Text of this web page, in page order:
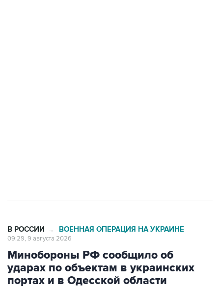
В РОССИИ → ВОЕННАЯ ОПЕРАЦИЯ НА УКРАИНЕ
09:29, 9 августа 2026
Минобороны РФ сообщило об
ударах по объектам в украинских
портах и в Одесской области